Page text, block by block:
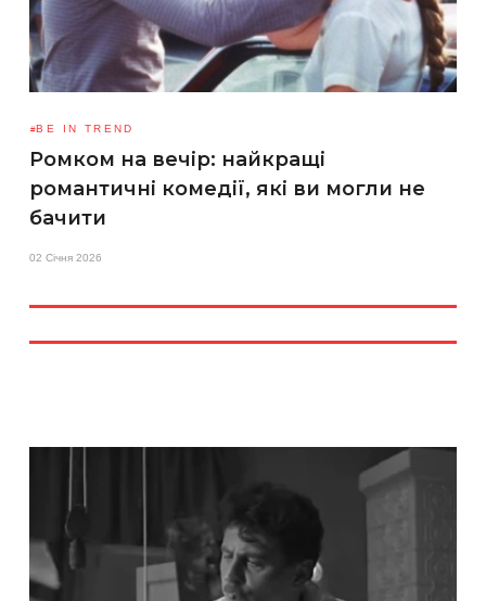
BE IN TREND
Ромком на вечір: найкращі
романтичні комедії, які ви могли не
бачити
02 Січня 2026